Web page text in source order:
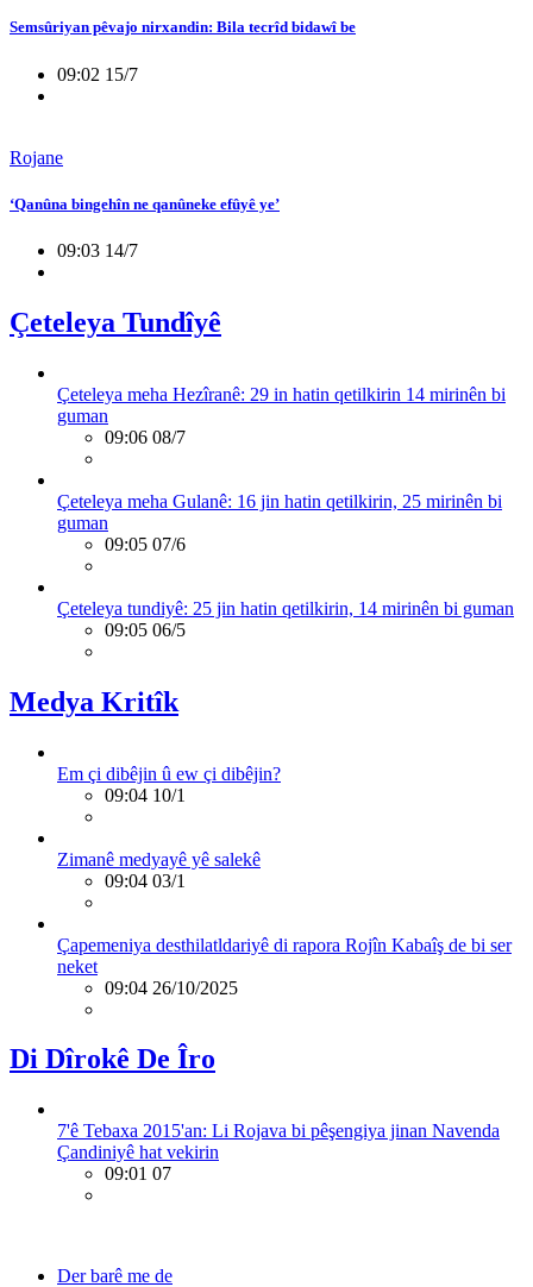
Semsûriyan pêvajo nirxandin: Bila tecrîd bidawî be
09:02 15/7
Rojane
‘Qanûna bingehîn ne qanûneke efûyê ye’
09:03 14/7
Çeteleya Tundîyê
Çeteleya meha Hezîranê: 29 in hatin qetilkirin 14 mirinên bi
guman
09:06 08/7
Çeteleya meha Gulanê: 16 jin hatin qetilkirin, 25 mirinên bi
guman
09:05 07/6
Çeteleya tundiyê: 25 jin hatin qetilkirin, 14 mirinên bi guman
09:05 06/5
Medya Kritîk
Em çi dibêjin û ew çi dibêjin?
09:04 10/1
Zimanê medyayê yê salekê
09:04 03/1
Çapemeniya desthilatldariyê di rapora Rojîn Kabaîş de bi ser
neket
09:04 26/10/2025
Di Dîrokê De Îro
7'ê Tebaxa 2015'an: Li Rojava bi pêşengiya jinan Navenda
Çandiniyê hat vekirin
09:01 07
Der barê me de